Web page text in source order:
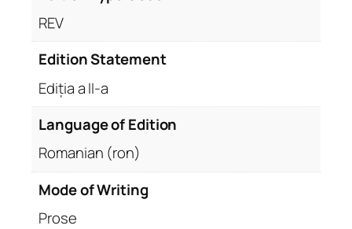
REV
Edition Statement
Ediția a II-a
Language of Edition
Romanian (ron)
Mode of Writing
Prose